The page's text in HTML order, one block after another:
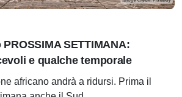
SETTIMANA:
e qualche temporale
africano andrà a ridursi. Prima il